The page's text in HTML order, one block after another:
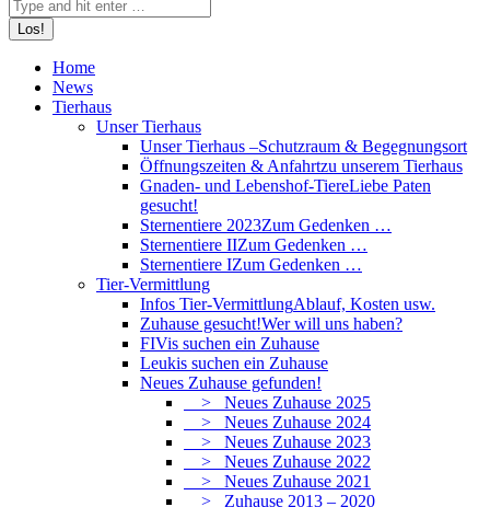
Home
News
Tierhaus
Unser Tierhaus
Unser Tierhaus –Schutzraum & Begegnungsort
Öffnungszeiten & Anfahrtzu unserem Tierhaus
Gnaden- und Lebenshof-TiereLiebe Paten
gesucht!
Sternentiere 2023Zum Gedenken …
Sternentiere IIZum Gedenken …
Sternentiere IZum Gedenken …
Tier-Vermittlung
Infos Tier-VermittlungAblauf, Kosten usw.
Zuhause gesucht!Wer will uns haben?
FIVis suchen ein Zuhause
Leukis suchen ein Zuhause
Neues Zuhause gefunden!
> Neues Zuhause 2025
> Neues Zuhause 2024
> Neues Zuhause 2023
> Neues Zuhause 2022
> Neues Zuhause 2021
> Zuhause 2013 – 2020